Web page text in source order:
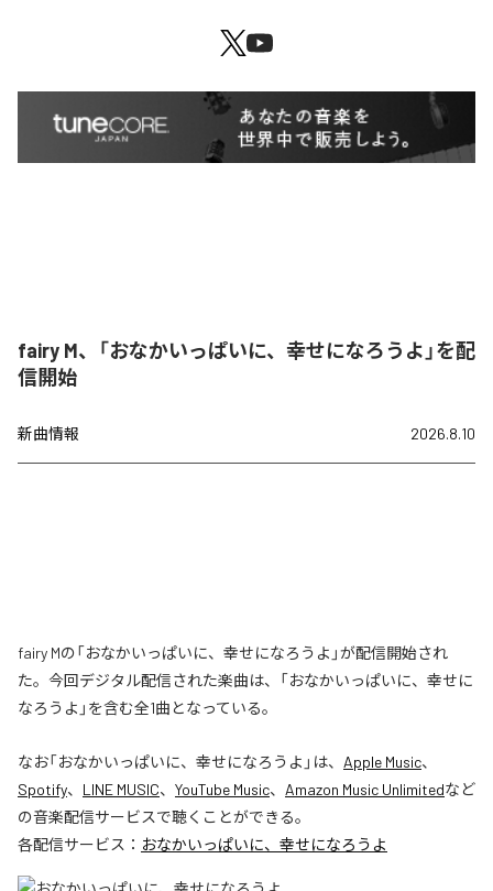
fairy M、「おなかいっぱいに、幸せになろうよ」を配
信開始
新曲情報 2026.8.10
fairy Mの「おなかいっぱいに、幸せになろうよ」が配信開始され
た。今回デジタル配信された楽曲は、「おなかいっぱいに、幸せに
なろうよ」を含む全1曲となっている。
なお「おなかいっぱいに、幸せになろうよ 」は、 Apple Music、
Spotify、 LINE MUSIC、 YouTube Music、 Amazon Music Unlimitedなど
の音楽配信サービスで聴くことができる。
各配信サービス： おなかいっぱいに、幸せになろうよ